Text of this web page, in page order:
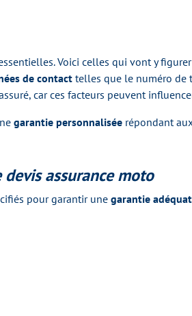
Voici celles qui vont y
de contacttelles que le numéro de
car ces facteurs peuvent
garantie personnalisée répondant
assurance moto
pour garantir une garantie